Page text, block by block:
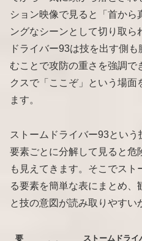
ション映像で見ると「首から
ングなシーンとして切り取ら
ドライバー93は技を出す側
むことで攻防の重さを強調で
クスで「ここぞ」という場
ます。
ストームドライバー93という
要素ごとに分解して見ると危
も見えてきます。そこでス
る要素を簡単な表にまとめ、
と技の意図が読み取りやすい
要 ストームドライ